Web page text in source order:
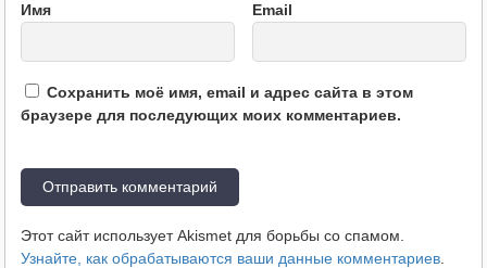
Имя Email
Сохранить моё имя, email и адрес сайта в этом
браузере для последующих моих комментариев.
Этот сайт использует Akismet для борьбы со спамом.
Узнайте, как обрабатываются ваши данные комментариев.